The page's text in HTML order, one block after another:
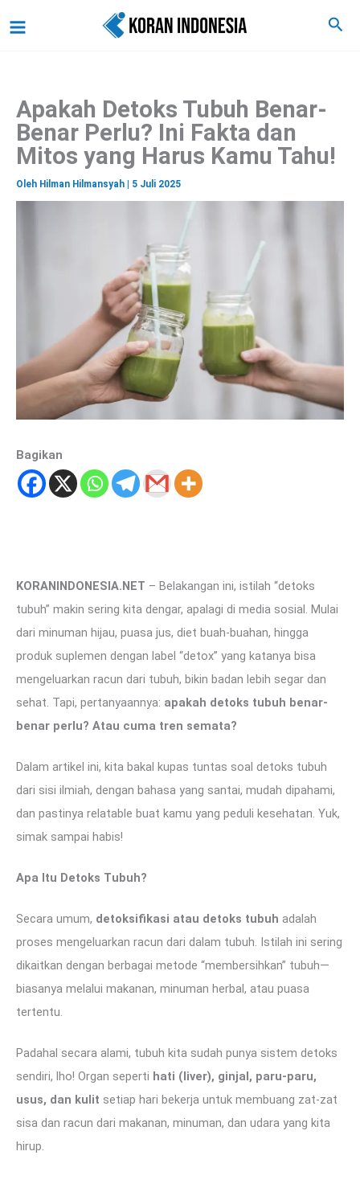
ke
Cari
Apakah Detoks Tubuh Benar-
Benar Perlu? Ini Fakta dan
Mitos yang Harus Kamu Tahu!
Oleh Hilman Hilmansyah 5 Juli 2025
Bagikan
KORANINDONESIA.NET – Belakangan ini, istilah “detoks
tubuh” makin sering kita dengar, apalagi di media sosial. Mulai
dari minuman hijau, puasa jus, diet buah-buahan, hingga
produk suplemen dengan label “detox” yang katanya bisa
mengeluarkan racun dari tubuh, bikin badan lebih segar dan
sehat. Tapi, pertanyaannya: apakah detoks tubuh benar-
benar perlu? Atau cuma tren semata?
Dalam artikel ini, kita bakal kupas tuntas soal detoks tubuh
dari sisi ilmiah, dengan bahasa yang santai, mudah dipahami,
dan pastinya relatable buat kamu yang peduli kesehatan. Yuk,
simak sampai habis!
Apa Itu Detoks Tubuh?
Secara umum, detoksifikasi atau detoks tubuh adalah
proses mengeluarkan racun dari dalam tubuh. Istilah ini sering
dikaitkan dengan berbagai metode “membersihkan” tubuh—
biasanya melalui makanan, minuman herbal, atau puasa
tertentu.
Padahal secara alami, tubuh kita sudah punya sistem detoks
sendiri, lho! Organ seperti hati (liver), ginjal, paru-paru,
usus, dan kulit setiap hari bekerja untuk membuang zat-zat
sisa dan racun dari makanan, minuman, dan udara yang kita
hirup.
a